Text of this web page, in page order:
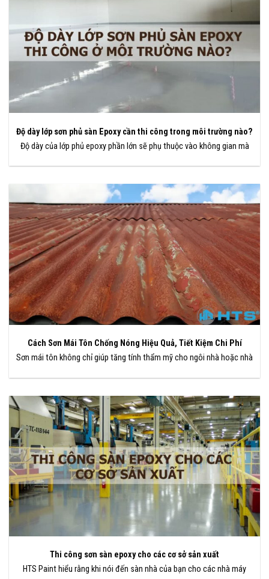
Độ dày lớp sơn phủ sàn Epoxy cần thi công trong môi trường nào?
Độ dày của lớp phủ epoxy phần lớn sẽ phụ thuộc vào không gian mà
Cách Sơn Mái Tôn Chống Nóng Hiệu Quả, Tiết Kiệm Chi Phí
Sơn mái tôn không chỉ giúp tăng tính thẩm mỹ cho ngôi nhà hoặc nhà
Thi công sơn sàn epoxy cho các cơ sở sản xuất
HTS Paint hiểu rằng khi nói đến sàn nhà của bạn cho các nhà máy